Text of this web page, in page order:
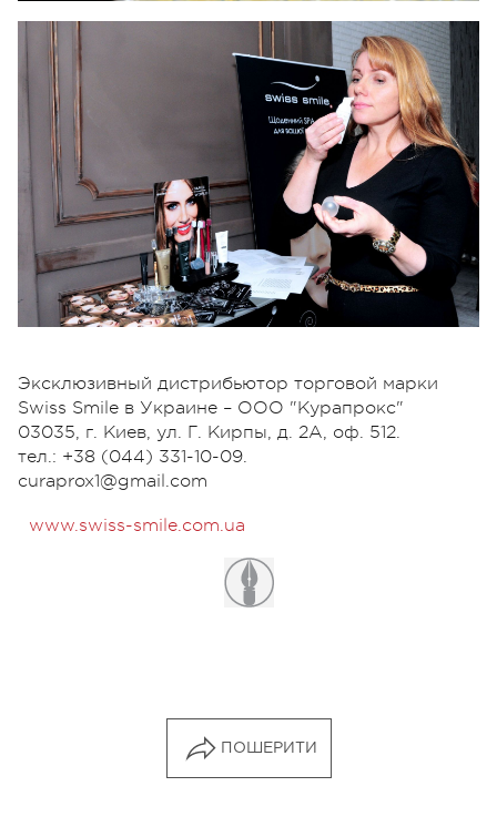
Эксклюзивный дистрибьютор торговой марки
Swiss Smile в Украине – ООО "Курапрокс"
03035, г. Киев, ул. Г. Кирпы, д. 2А, оф. 512.
тел.: +38 (044) 331-10-09.
curaprox1@gmail.com
www.swiss-smile.com.ua
ПОШЕРИТИ